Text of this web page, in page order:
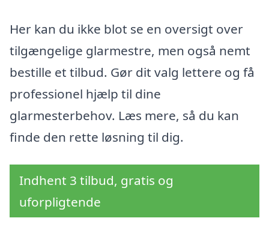
Her kan du ikke blot se en oversigt over
tilgængelige glarmestre, men også nemt
bestille et tilbud. Gør dit valg lettere og få
professionel hjælp til dine
glarmesterbehov. Læs mere, så du kan
finde den rette løsning til dig.
Indhent 3 tilbud, gratis og
uforpligtende